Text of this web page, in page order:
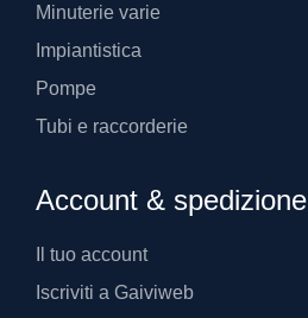
Minuterie varie
Impiantistica
Pompe
Tubi e raccorderie
Account & spedizione
Il tuo account
Iscriviti a Gaiviweb